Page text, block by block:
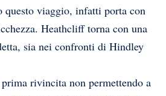
questo viaggio, infatti porta con
Heathcliff torna con una
sia nei confronti di Hindley
rivincita non permettendo a